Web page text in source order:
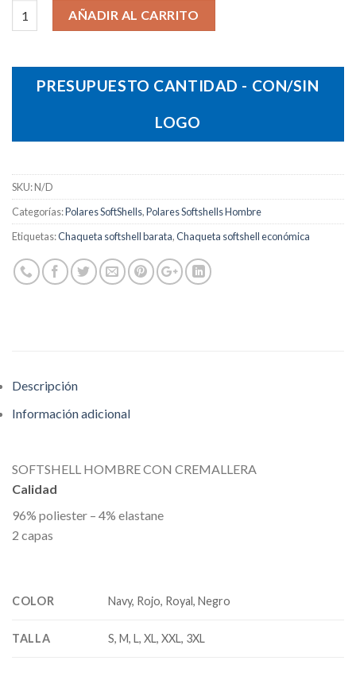
Chaqueta Race Hombre cantidad
AÑADIR AL CARRITO
PRESUPUESTO CANTIDAD - CON/SIN
LOGO
SKU:N/D
Categorías:Polares SoftShells,Polares Softshells Hombre
Etiquetas:Chaqueta softshell barata,Chaqueta softshell económica
Descripción
Información adicional
SOFTSHELL HOMBRE CON CREMALLERA
Calidad
96% poliester – 4% elastane
2 capas
COLOR Navy, Rojo, Royal, Negro
TALLA S, M, L, XL, XXL, 3XL